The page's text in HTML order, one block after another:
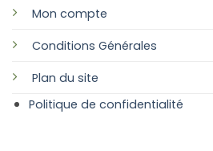
Mon compte
Conditions Générales
Plan du site
Politique de confidentialité